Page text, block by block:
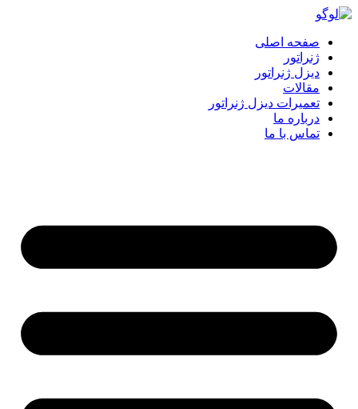
پرش
محتوا
صفحه اصلی
ژنراتور
دیزل ژنراتور
مقالات
تعمیرات دیزل ژنراتور
درباره ما
تماس با ما